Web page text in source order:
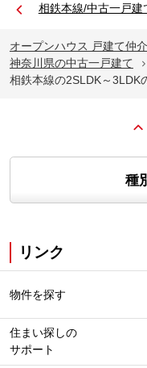
相鉄本線/中古一戸建
オープンハウス 戸建て仲
神奈川県の中古一戸建て
相鉄本線の2SLDK～3LDK
種
リンク
物件を探す
住まい探しの
サポート